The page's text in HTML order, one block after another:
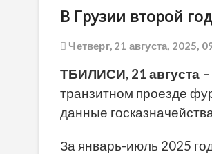
В Грузии второй
Четверг, 21 августа, 2025,
ТБИЛИСИ, 21 августа –
транзитном проезде
данные
За январь-июль 2025